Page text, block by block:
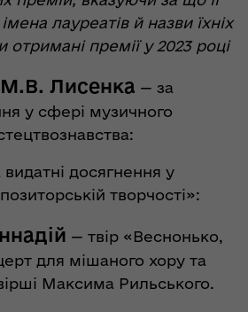
лауреатів й назви їхніх
отримані премії у 2023 році
М.В. Лисенка — за
у сфері музичного
видатні досягнення у
творчості»:
— твір «Веснонько,
для мішаного хору та
Максима Рильського.